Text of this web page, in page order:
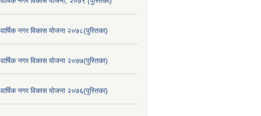
वार्षिक नगर विकास योजना २०७८(पुस्तिका)
वार्षिक नगर विकास योजना २०७७(पुस्तिका)
वार्षिक नगर विकास योजना २०७६(पुस्तिका)